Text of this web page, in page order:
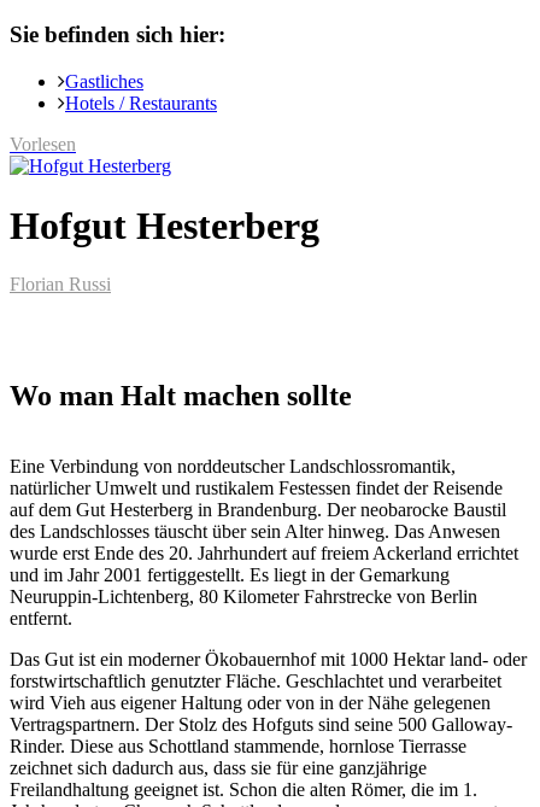
Sie befinden sich hier:
Gastliches
Hotels / Restaurants
Vorlesen
Hofgut Hesterberg
Florian Russi
Wo man Halt machen sollte
Eine Verbindung von norddeutscher Landschlossromantik,
natürlicher Umwelt und rustikalem Festessen findet der Reisende
auf dem Gut Hesterberg in Brandenburg. Der neobarocke Baustil
des Landschlosses täuscht über sein Alter hinweg. Das Anwesen
wurde erst Ende des 20. Jahrhundert auf freiem Ackerland errichtet
und im Jahr 2001 fertiggestellt. Es liegt in der Gemarkung
Neuruppin-Lichtenberg, 80 Kilometer Fahrstrecke von Berlin
entfernt.
Das Gut ist ein moderner Ökobauernhof mit 1000 Hektar land- oder
forstwirtschaftlich genutzter Fläche. Geschlachtet und verarbeitet
wird Vieh aus eigener Haltung oder von in der Nähe gelegenen
Vertragspartnern. Der Stolz des Hofguts sind seine 500 Galloway-
Rinder. Diese aus Schottland stammende, hornlose Tierrasse
zeichnet sich dadurch aus, dass sie für eine ganzjährige
Freilandhaltung geeignet ist. Schon die alten Römer, die im 1.